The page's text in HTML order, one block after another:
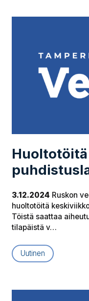
3.12.2024 Ruskon
huoltotöitä
Töistä saattaa
tilapäistä v…
Uutinen